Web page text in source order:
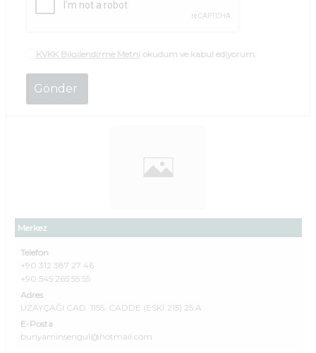
Merkez
Telefon
+90 312 387 27 46
+90 545 265 55 55
Adres
UZAYÇAĞI CAD. 1155. CADDE (ESKİ 215) 25 A
E-Posta
bunyaminsengul@hotmail.com
KVKK Bilgilendirme Metni okudum ve kabul ediyorum.